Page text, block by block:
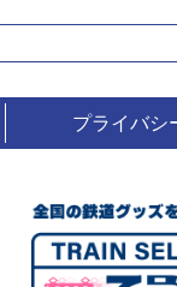
プライバシ